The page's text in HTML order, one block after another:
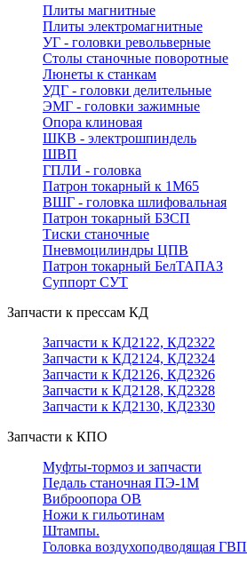
Плиты магнитные
Плиты электромагнитные
УГ - головки револьверные
Столы станочные поворотные
Люнеты к станкам
УДГ - головки делительные
ЭМГ - головки зажимные
Опора клиновая
ШКВ - электрошпиндель
ШВП
ГПЛИ - головка
Патрон токарный к 1М65
ВШГ - головка шлифовальная
Патрон токарный БЗСП
Тиски станочные
Пневмоцилиндры ЦПВ
Патрон токарный БелТАПАЗ
Суппорт СУТ
Запчасти к прессам КД
Запчасти к КД2122, КД2322
Запчасти к КД2124, КД2324
Запчасти к КД2126, КД2326
Запчасти к КД2128, КД2328
Запчасти к КД2130, КД2330
Запчасти к КПО
Муфты-тормоз и запчасти
Педаль станочная ПЭ-1М
Виброопора ОВ
Ножи к гильотинам
Штампы.
Головка воздухоподводящая ГВП